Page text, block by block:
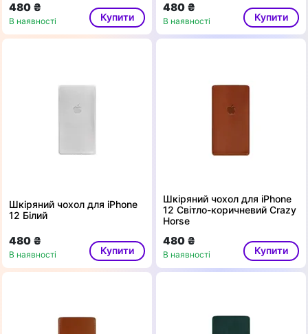
480 ₴
В наявності Купити
480 ₴
В наявності Купити
Шкіряний чохол для iPhone
12 Білий
480 ₴
В наявності Купити
Шкіряний чохол для iPhone
12 Світло-коричневий Crazy
Horse
480 ₴
В наявності Купити